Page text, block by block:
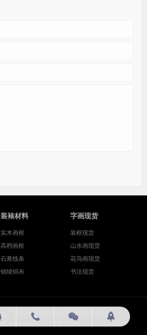
装裱材料
实木画框
高档画框
石膏线条
锦绫绢布
字画现货
装框现货
山水画现货
花鸟画现货
书法现货
】广州装裱|字画装裱|裱画|书画装裱|国画装
  